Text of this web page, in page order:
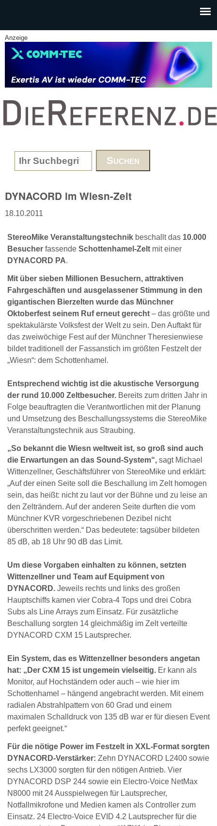
Anzeige
www.DieReferenz.de
Search form
DYNACORD im Wiesn-Zelt
18.10.2011
StereoMike Veranstaltungstechnik beschallt das 10.000
Besucher fassende Schottenhamel-Zelt mit einer
DYNACORD PA.
Mit über sieben Millionen Besuchern, attraktiven
Fahrgeschäften und ausgelassener Stimmung in den
gigantischen Bierzelten wurde das Münchner
Oktoberfest seinem Ruf erneut gerecht – das größte und
spektakulärste Volksfest der Welt zu sein. Den Auftakt für
das zweiwöchige Fest auf der Münchner Theresienwiese
bildet traditionell der Fassanstich im größten Festzelt der
„Wiesn“: dem Schottenhamel.
Entsprechend wichtig ist die akustische Versorgung
der rund 10.000 Zeltbesucher. Bereits zum dritten Jahr in
Folge beauftragten die Verantwortlichen mit der Planung
und Umsetzung des Beschallungssystems die StereoMike
Veranstaltungstechnik aus Straubing.
„So bekannt die Wiesn weltweit ist, so groß sind auch
die Erwartungen an das Sound-System“, sagt Michael
Wittenzellner, Geschäftsführer von StereoMike und erklärt:
„Auf der einen Seite soll die Beschallung im Zelt homogen
sein, das heißt: nicht zu laut vor der Bühne und zu leise an
den Zelträndern. Auf der anderen Seite durften die vom
Münchner KVR vorgeschriebenen Dezibel nicht
überschritten werden.“ Das bedeutete: tagsüber bildeten
85 dB, ab 18 Uhr 90 dB das Limit.
Um diese Vorgaben einhalten zu können, setzten
Wittenzellner und Team auf Equipment von
DYNACORD. Jeweils rechts und links des großen
Hauptschiffs kamen vier Cobra-4 Tops und drei Cobra
Subs als Line Arrays zum Einsatz. Für zusätzliche
Beschallung sorgten 14 gleichmäßig im Zelt verteilte
DYNACORD CXM 15 Lautsprecher.
Ein System, das es Wittenzellner besonders angetan
hat: „Der CXM 15 ist ungemein vielseitig. Er kann als
Monitor, auf Hochständern oder auch – wie hier im
Schottenhamel – hängend angebracht werden. Mit einem
radialen Abstrahlpattern von 60 Grad und einem
maximalen Schalldruck von 135 dB war er für diesen Event
perfekt geeignet.“
Für die nötige Power im Festzelt in XXL-Format sorgten
DYNACORD-Verstärker: Zehn DYNACORD L2400 sowie
sechs LX3000 sorgten für den nötigen Antrieb. Vier
DYNACORD DSP 244 sowie ein Electro-Voice NetMax
N8000 mit 24 Ausspielwegen für Lautsprecher,
Notfallmikrofone und Medien kamen als Controller zum
Einsatz. 24 Electro-Voice EVID 4.2 Lautsprecher für die